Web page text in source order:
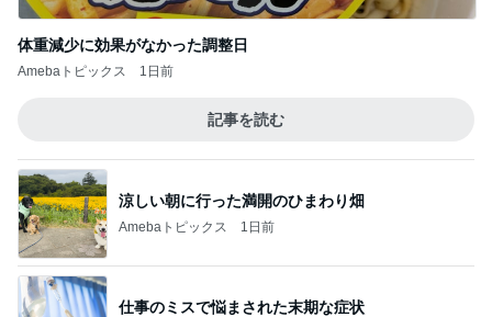
体重減少に効果がなかった調整日
Amebaトピックス 1日前
記事を読む
涼しい朝に行った満開のひまわり畑
Amebaトピックス 1日前
仕事のミスで悩まされた末期な症状